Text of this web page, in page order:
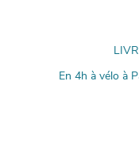
En 4h à vélo à